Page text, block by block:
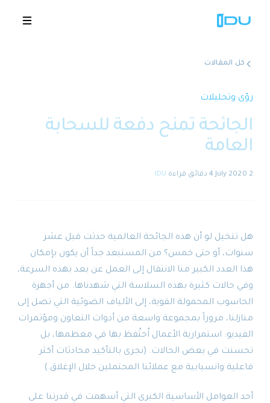
الحلول
المنصة
🇸🇦 عروض توضيحية
كل المقالات
رؤى وتحليلات
الجائحة تمنح دفعة للسحابة
العامة
2 July 2020 4 دقائق قراءة IDU
هل تتخيل لو أن هذه الجائحة العالمية حدثت قبل عشر
سنوات، أو حتى خمس؟ من المستبعد جداً أن يكون بإمكان
هذا العدد الكبير منا الانتقال إلى العمل عن بعد بهذه السرعة،
وفي حالات كثيرة بهذه السلاسة التي شهدناها. من أجهزة
الحاسوب المحمولة القوية، إلى الألياف الضوئية التي تصل إلى
منازلنا، مروراً بمجموعة واسعة من أدوات التعاون ومؤتمرات
الفيديو: استمرارية الأعمال اُحتُفظ بها في معظمها، بل
تحسنت في بعض الحالات. (نجرى بالتأكيد محادثات أكثر
فاعلية وانسيابية مع عملائنا المحتملين خلال الإغلاق.)
أحد العوامل الأساسية الكبرى التي أسهمت في قدرتنا على